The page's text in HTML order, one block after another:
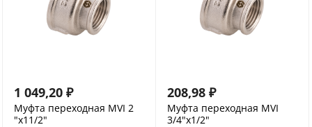
1 049,20 ₽
Муфта переходная MVI 2
"х11/2"
208,98 ₽
Муфта переходная MVI
3/4"х1/2"